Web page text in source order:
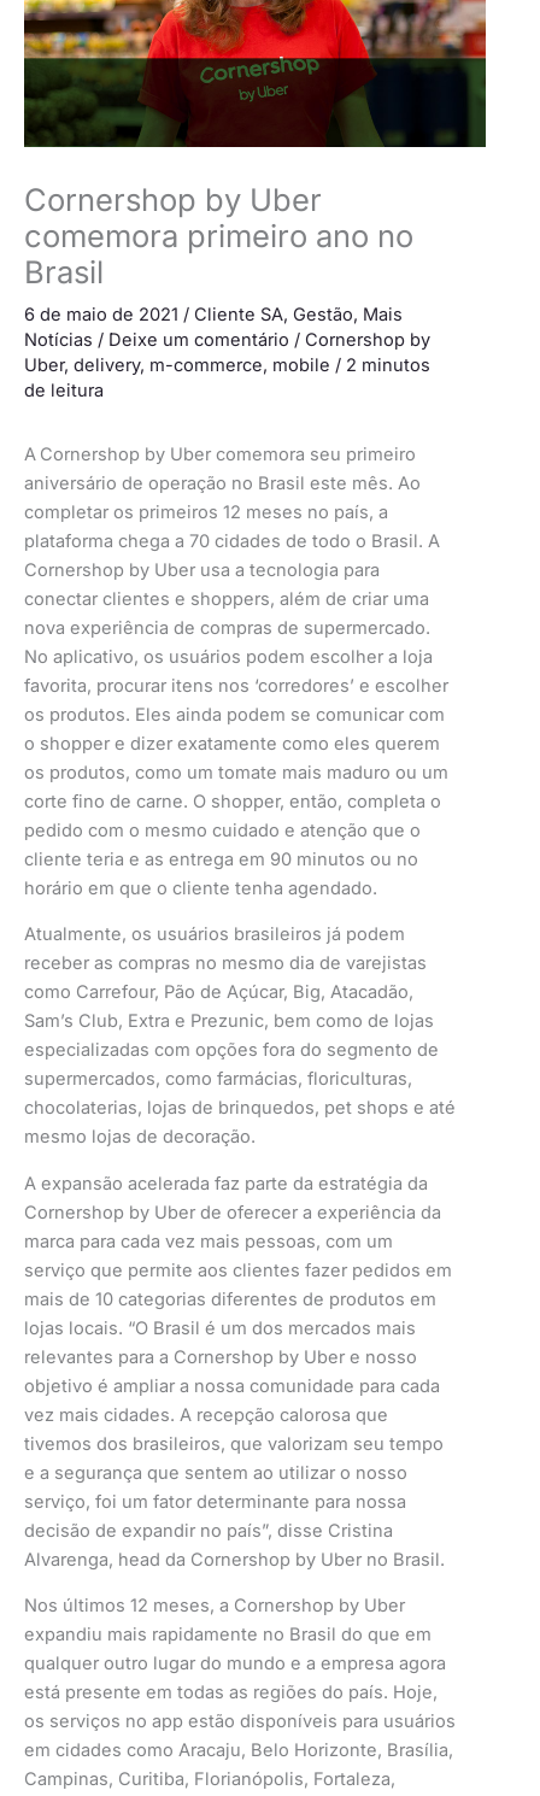
Cornershop by Uber
comemora primeiro ano no
Brasil
6 de maio de 2021 / Cliente SA, Gestão, Mais
Notícias / Deixe um comentário / Cornershop by
Uber, delivery, m-commerce, mobile / 2 minutos
de leitura
A Cornershop by Uber comemora seu primeiro
aniversário de operação no Brasil este mês. Ao
completar os primeiros 12 meses no país, a
plataforma chega a 70 cidades de todo o Brasil. A
Cornershop by Uber usa a tecnologia para
conectar clientes e shoppers, além de criar uma
nova experiência de compras de supermercado.
No aplicativo, os usuários podem escolher a loja
favorita, procurar itens nos ‘corredores’ e escolher
os produtos. Eles ainda podem se comunicar com
o shopper e dizer exatamente como eles querem
os produtos, como um tomate mais maduro ou um
corte fino de carne. O shopper, então, completa o
pedido com o mesmo cuidado e atenção que o
cliente teria e as entrega em 90 minutos ou no
horário em que o cliente tenha agendado.
Atualmente, os usuários brasileiros já podem
receber as compras no mesmo dia de varejistas
como Carrefour, Pão de Açúcar, Big, Atacadão,
Sam’s Club, Extra e Prezunic, bem como de lojas
especializadas com opções fora do segmento de
supermercados, como farmácias, floriculturas,
chocolaterias, lojas de brinquedos, pet shops e até
mesmo lojas de decoração.
A expansão acelerada faz parte da estratégia da
Cornershop by Uber de oferecer a experiência da
marca para cada vez mais pessoas, com um
serviço que permite aos clientes fazer pedidos em
mais de 10 categorias diferentes de produtos em
lojas locais. “O Brasil é um dos mercados mais
relevantes para a Cornershop by Uber e nosso
objetivo é ampliar a nossa comunidade para cada
vez mais cidades. A recepção calorosa que
tivemos dos brasileiros, que valorizam seu tempo
e a segurança que sentem ao utilizar o nosso
serviço, foi um fator determinante para nossa
decisão de expandir no país”, disse Cristina
Alvarenga, head da Cornershop by Uber no Brasil.
Nos últimos 12 meses, a Cornershop by Uber
expandiu mais rapidamente no Brasil do que em
qualquer outro lugar do mundo e a empresa agora
está presente em todas as regiões do país. Hoje,
os serviços no app estão disponíveis para usuários
em cidades como Aracaju, Belo Horizonte, Brasília,
Campinas, Curitiba, Florianópolis, Fortaleza,